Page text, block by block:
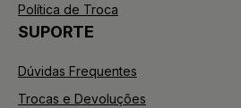
Política de Troca
SUPORTE
Dúvidas Frequentes
Trocas e Devoluções